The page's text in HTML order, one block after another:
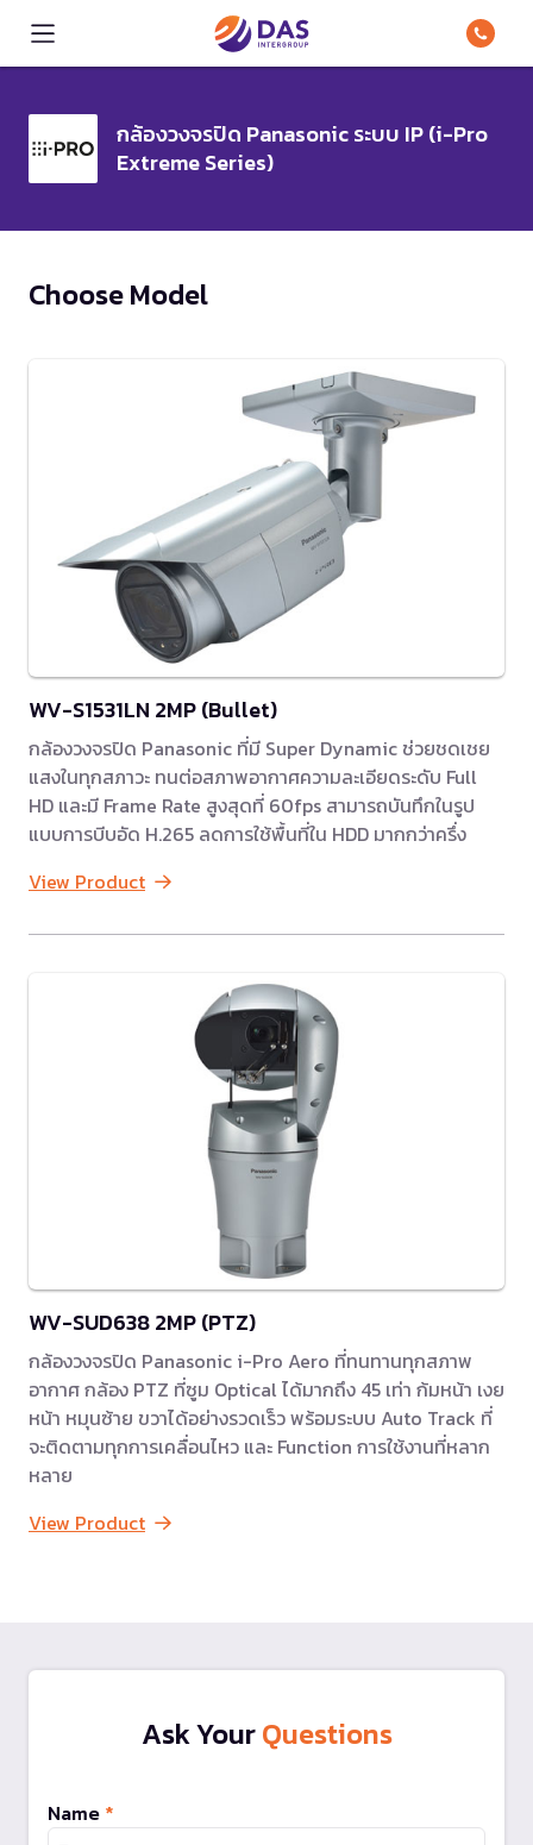
กล้องวงจรปิด Panasonic ระบบ IP (i-Pro
Extreme Series)
Choose Model
WV-S1531LN 2MP (Bullet)
กล้องวงจรปิด Panasonic ที่มี Super Dynamic ช่วยชดเชย
แสงในทุกสภาวะ ทนต่อสภาพอากาศความละเอียดระดับ Full
HD และมี Frame Rate สูงสุดที่ 60fps สามารถบันทึกในรูป
แบบการบีบอัด H.265 ลดการใช้พื้นที่ใน HDD มากกว่าครึ่ง
View Product
WV-SUD638 2MP (PTZ)
กล้องวงจรปิด Panasonic i-Pro Aero ที่ทนทานทุกสภาพ
อากาศ กล้อง PTZ ที่ซูม Optical ได้มากถึง 45 เท่า ก้มหน้า เงย
หน้า หมุนซ้าย ขวาได้อย่างรวดเร็ว พร้อมระบบ Auto Track ที่
จะติดตามทุกการเคลื่อนไหว และ Function การใช้งานที่หลาก
หลาย
View Product
Ask YourQuestions
Name *